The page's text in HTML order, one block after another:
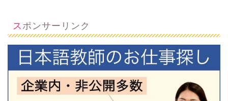
スポンサーリンク